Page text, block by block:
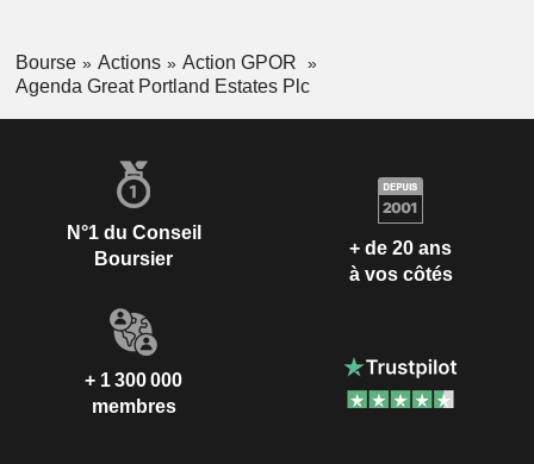
Bourse Actions
Action GPOR
Agenda Great Portland Estates Plc
N°1 du Conseil
Boursier
+ de 20 ans
à vos côtés
+ 1 300 000
membres